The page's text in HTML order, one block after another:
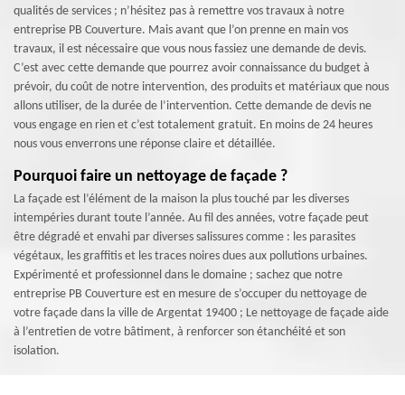
qualités de services ; n’hésitez pas à remettre vos travaux à notre
entreprise PB Couverture. Mais avant que l’on prenne en main vos
travaux, il est nécessaire que vous nous fassiez une demande de devis.
C’est avec cette demande que pourrez avoir connaissance du budget à
prévoir, du coût de notre intervention, des produits et matériaux que nous
allons utiliser, de la durée de l’intervention. Cette demande de devis ne
vous engage en rien et c’est totalement gratuit. En moins de 24 heures
nous vous enverrons une réponse claire et détaillée.
Pourquoi faire un nettoyage de façade ?
La façade est l’élément de la maison la plus touché par les diverses
intempéries durant toute l’année. Au fil des années, votre façade peut
être dégradé et envahi par diverses salissures comme : les parasites
végétaux, les graffitis et les traces noires dues aux pollutions urbaines.
Expérimenté et professionnel dans le domaine ; sachez que notre
entreprise PB Couverture est en mesure de s’occuper du nettoyage de
votre façade dans la ville de Argentat 19400 ; Le nettoyage de façade aide
à l’entretien de votre bâtiment, à renforcer son étanchéité et son
isolation.